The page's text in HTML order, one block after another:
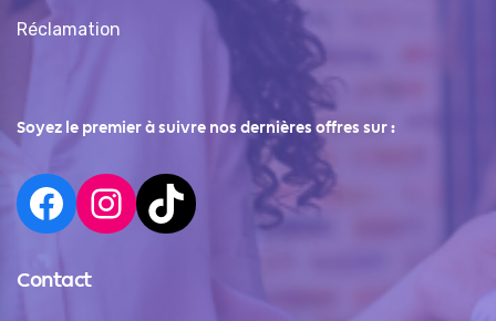
Réclamation
Soyez le premier à suivre nos dernières offres sur :
Contact